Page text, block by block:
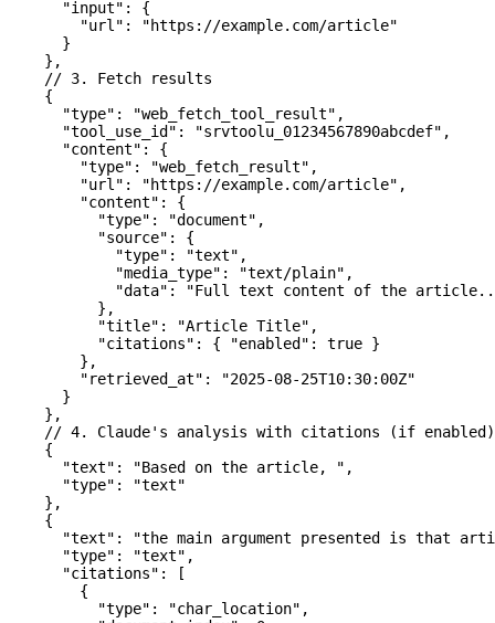
      "input"
: {
        "url"
:
"https://example.com/article"
      }
    },
    // 3. Fetch results
    {
      "type"
: "web_fetch_tool_result" ,
      "tool_use_id"
: "srvtoolu_01234567890abcdef" ,
      "content"
: {
        "type"
: "web_fetch_result" ,
        "url"
: "https://example.com/article" ,
        "content"
: {
          "type"
: "document" ,
          "source"
: {
            "type"
: "text" ,
            "media_type"
: "text/plain" ,
            "data"
:
"Full text content of the
          },
          "title"
: "Article Title" ,
          "citations"
: { "enabled" : true }
        },
        "retrieved_at"
:
"2025-08-25T10:30:00Z"
      }
    },
    // 4. Claude's analysis with citations (if enabled)
    {
      "text"
: "Based on the article, " ,
      "type"
:
"text"
    },
    {
      "text"
:
"the main argument presented is that
      "type"
: "text" ,
      "citations"
: [
        {
          "type"
: "char_location" ,